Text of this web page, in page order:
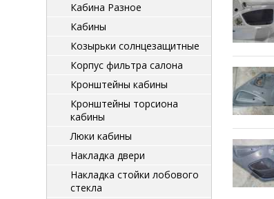
Кабина Разное
Кабины
Козырьки солнцезащитные
Корпус фильтра салона
Кронштейны кабины
Кронштейны торсиона
кабины
Люки кабины
Накладка двери
Накладка стойки лобового
стекла